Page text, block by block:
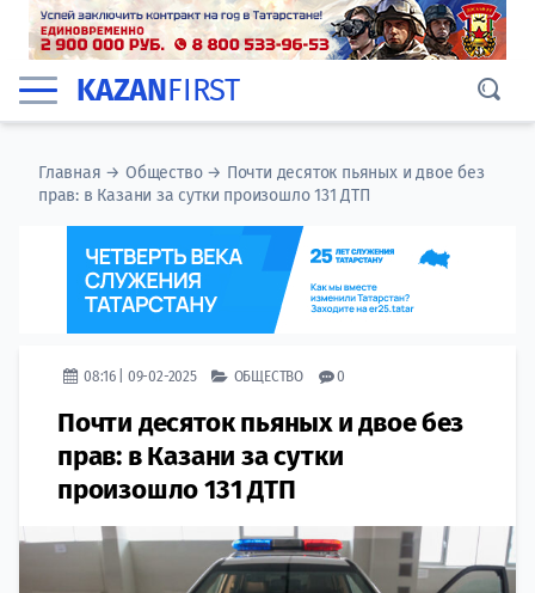
KAZANFIRST
Главная →Общество→ Почти десяток пьяных и двое без
прав: в Казани за сутки произошло 131 ДТП
08:16 | 09-02-2025 ОБЩЕСТВО 0
Почти десяток пьяных и двое без
прав: в Казани за сутки
произошло 131 ДТП